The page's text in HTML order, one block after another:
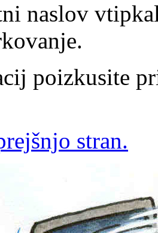
naslov
poizkusite
stran.